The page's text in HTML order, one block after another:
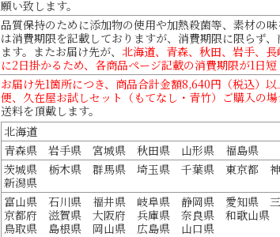
願い致します。
品質保持のために添加物の使用や加熱殺菌等、素材の
は消費期限を記載しておりますが、消費期限に限らず
ます。またお届け先が、 北海道、青森、秋田、岩手、
に2日掛かるため、各商品ページ記載の消費期限が1日短
お届け先1箇所につき、商品合計金額8,640円（税込）
便、久在屋お試しセット（もてなし・青竹）ご購入の場
送料を頂戴します。
北海道
青森県 岩手県 宮城県 秋田県 山形県 福島県
茨城県 栃木県 群馬県 埼玉県 千葉県 東京都
新潟県
富山県 石川県 福井県 岐阜県 静岡県 愛知県 三
京都府 滋賀県 大阪府 兵庫県 奈良県 和歌山県
鳥取県 島根県 岡山県 広島県 山口県